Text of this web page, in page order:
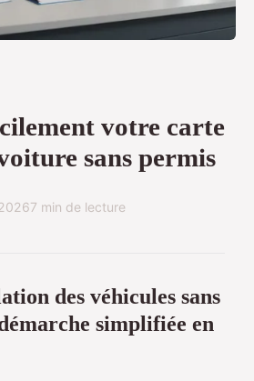
votre carte
sans permis
7 min de lecture
des véhicules sans
simplifiée en